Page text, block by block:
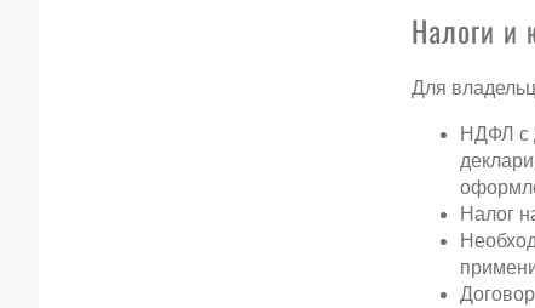
Налоги и
Для
НДФЛ с
Налог